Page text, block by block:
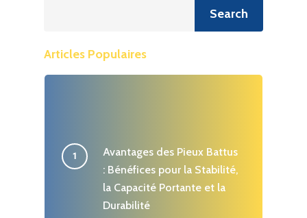
Search
Articles Populaires
Avantages des Pieux Battus
: Bénéfices pour la Stabilité,
la Capacité Portante et la
Durabilité